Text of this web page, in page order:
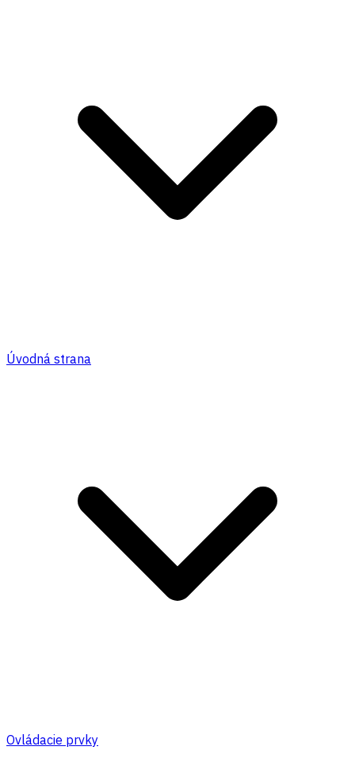
Úvodná strana
Ovládacie prvky